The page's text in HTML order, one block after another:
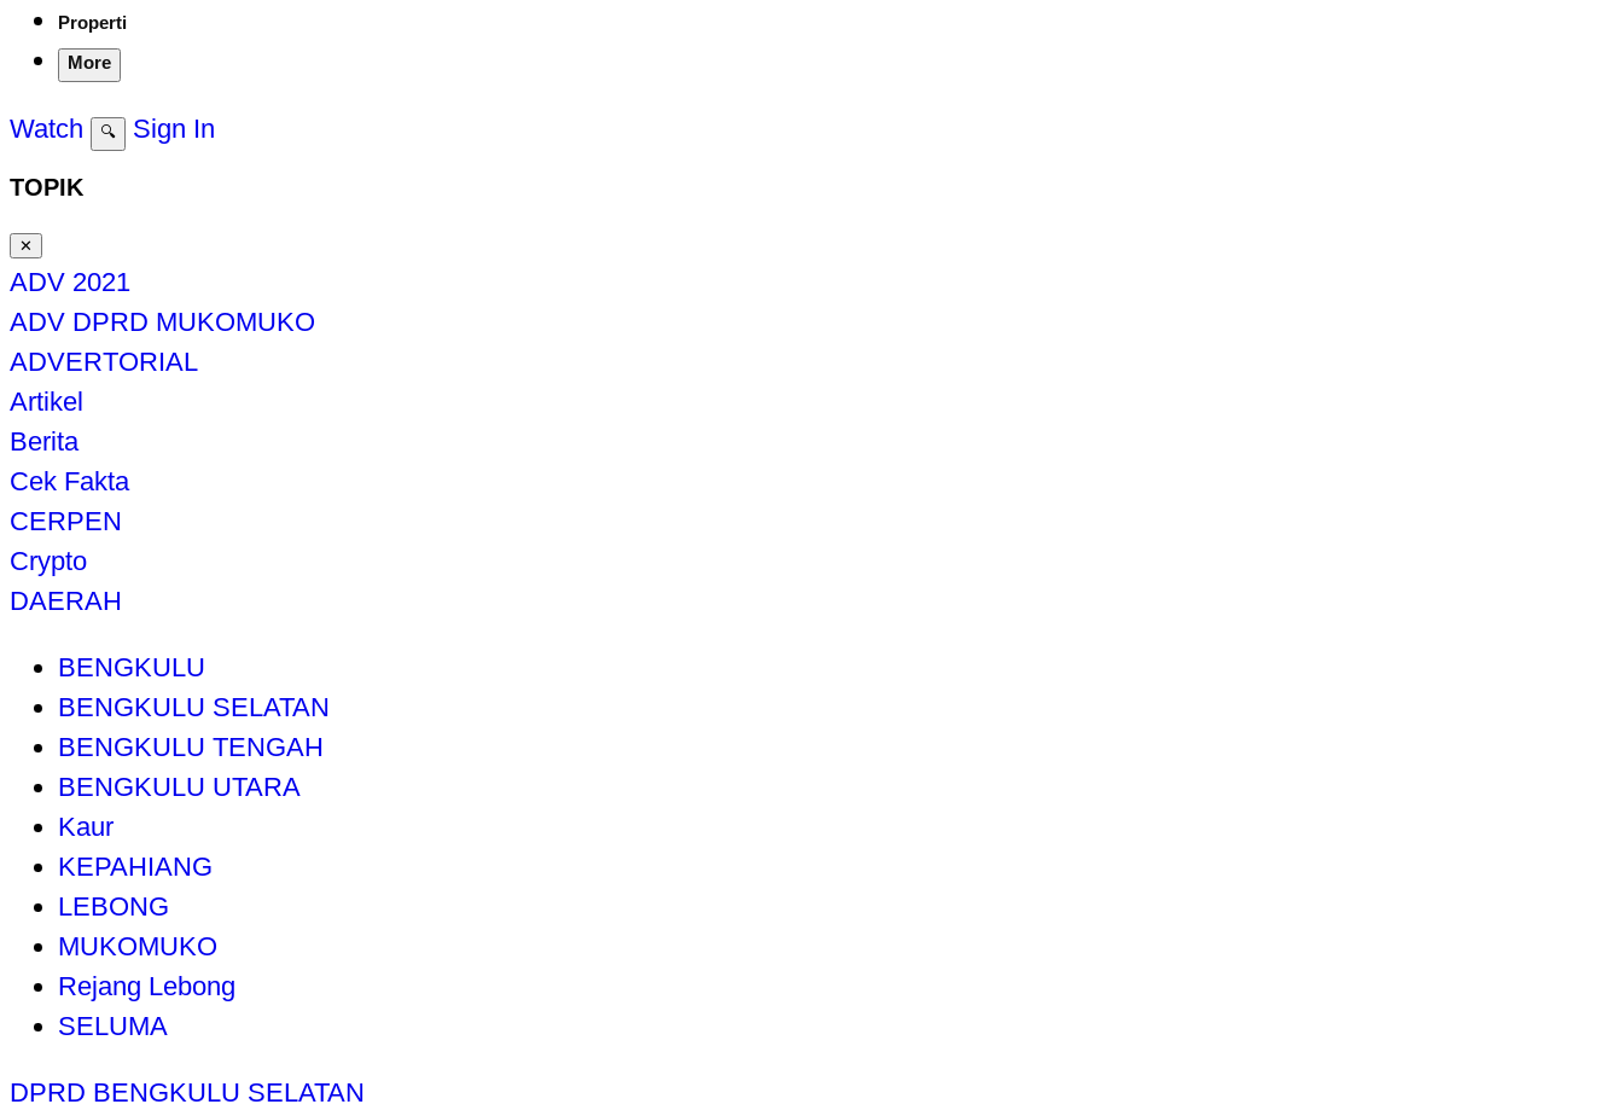
Properti
More
Watch 🔍 Sign In
TOPIK
✕
ADV 2021
ADV DPRD MUKOMUKO
ADVERTORIAL
Artikel
Berita
Cek Fakta
CERPEN
Crypto
DAERAH
BENGKULU
BENGKULU SELATAN
BENGKULU TENGAH
BENGKULU UTARA
Kaur
KEPAHIANG
LEBONG
MUKOMUKO
Rejang Lebong
SELUMA
DPRD BENGKULU SELATAN